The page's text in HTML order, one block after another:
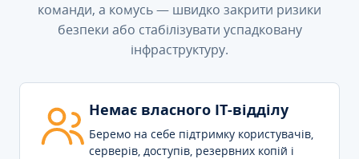
команди, а комусь — швидко закрити ризики
безпеки або стабілізувати успадковану
інфраструктуру.
Немає власного IT-відділу
Беремо на себе підтримку користувачів,
серверів, доступів, резервних копій і